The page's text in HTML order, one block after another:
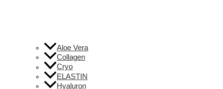
Aloe Vera
Collagen
Cryo
ELASTIN
Hyaluron